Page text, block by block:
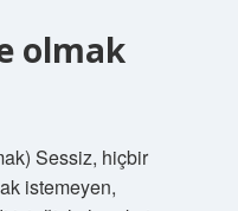
olmak
Sessiz, hiçbir
istemeyen,